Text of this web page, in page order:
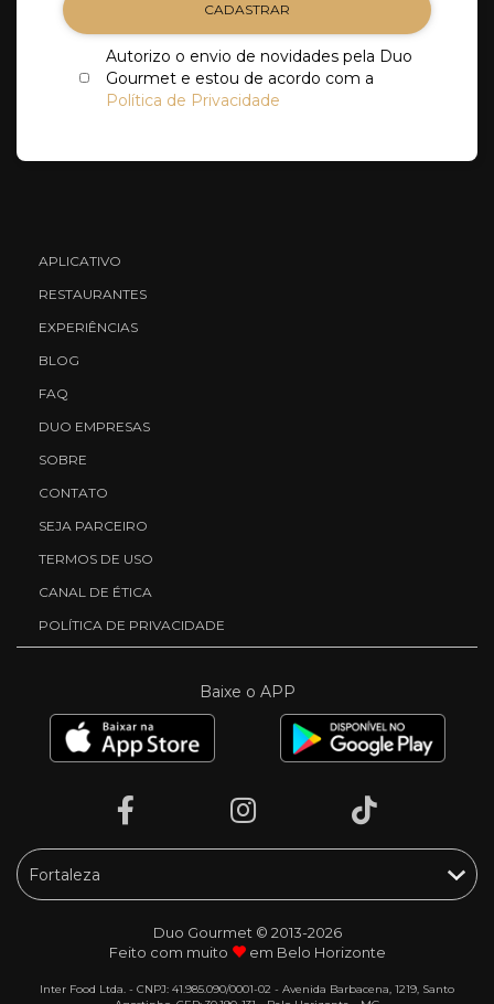
CADASTRAR
Autorizo o envio de novidades pela Duo
Gourmet e estou de acordo com a
Política de Privacidade
APLICATIVO
RESTAURANTES
EXPERIÊNCIAS
BLOG
FAQ
DUO EMPRESAS
SOBRE
CONTATO
SEJA PARCEIRO
TERMOS DE USO
CANAL DE ÉTICA
POLÍTICA DE PRIVACIDADE
Baixe o APP
Duo Gourmet © 2013-2026
Feito com muito
em Belo Horizonte
Inter Food Ltda. - CNPJ: 41.985.090/0001-02 - Avenida Barbacena, 1219, Santo